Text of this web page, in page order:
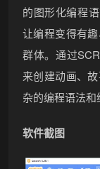
的图形化编程
让编程变得有
群体。通过
来创建动画、
杂的编程语法和
软件截图